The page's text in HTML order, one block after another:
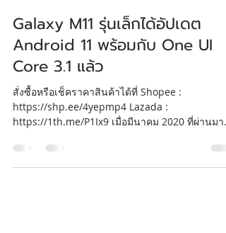
HYPER PIXEL
8 พ.ค. 2564
Galaxy M11 รุ่นเล็กได้อัปเดต
Android 11 พร้อมกับ One UI
Core 3.1 แล้ว
สั่งซื้อหรือเช็คราคาสินค้าได้ที่ Shopee :
https://shp.ee/4yepmp4 Lazada :